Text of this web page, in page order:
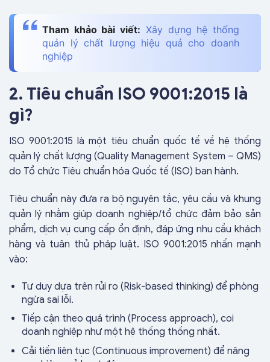
Tham khảo bài viết: Xây dựng hệ thống
quản lý chất lượng hiệu quả cho doanh
nghiệp
2. Tiêu chuẩn ISO 9001:2015 là
gì?
ISO 9001:2015 là một tiêu chuẩn quốc tế về hệ thống
quản lý chất lượng (Quality Management System – QMS)
do Tổ chức Tiêu chuẩn hóa Quốc tế (ISO) ban hành.
Tiêu chuẩn này đưa ra bộ nguyên tắc, yêu cầu và khung
quản lý nhằm giúp doanh nghiệp/tổ chức đảm bảo sản
phẩm, dịch vụ cung cấp ổn định, đáp ứng nhu cầu khách
hàng và tuân thủ pháp luật. ISO 9001:2015 nhấn mạnh
vào:
Tư duy dựa trên rủi ro (Risk-based thinking) để phòng
ngừa sai lỗi.
Tiếp cận theo quá trình (Process approach), coi
doanh nghiệp như một hệ thống thống nhất.
Cải tiến liên tục (Continuous improvement) để nâng